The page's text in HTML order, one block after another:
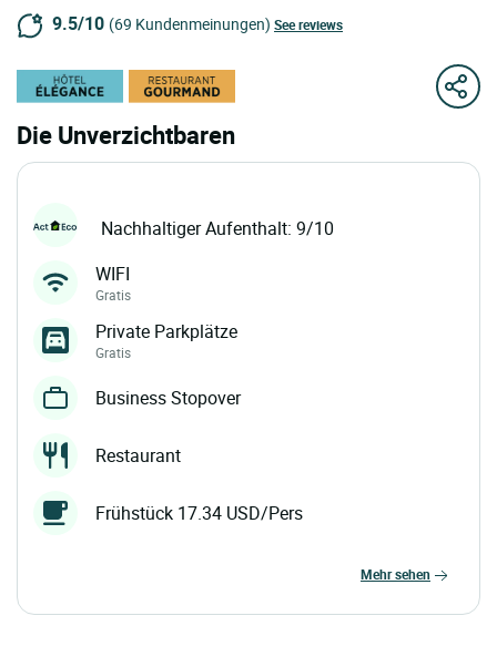
9.5/10 (69 Kundenmeinungen) See reviews
Die Unverzichtbaren
Nachhaltiger Aufenthalt: 9/10
WIFI
Gratis
Private Parkplätze
Gratis
Business Stopover
Restaurant
Frühstück 17.34 USD/Pers
mehr sehen